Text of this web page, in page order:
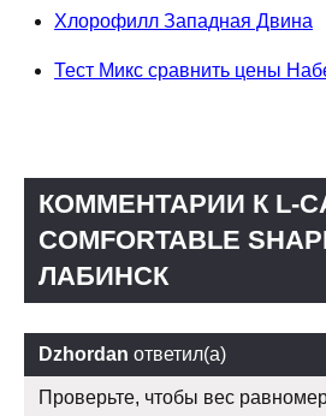
Хлорофилл Западная Двина
Тест Микс сравнить цены
КОММЕНТАРИИ К L-
COMFORTABLE
ЛАБИНСК
Dzhordan ответил(а)
Проверьте, чтобы вес